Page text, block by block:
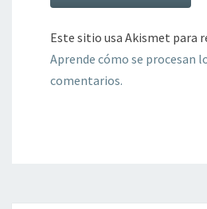
Este sitio usa Akismet para
Aprende cómo se procesan
comentarios.